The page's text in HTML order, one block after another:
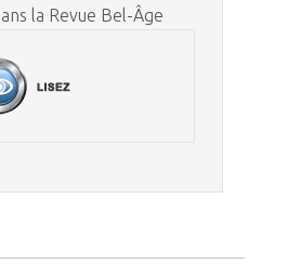
la Revue Bel-Âge